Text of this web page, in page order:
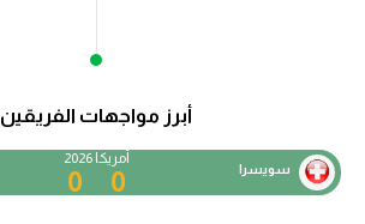
أبرز مواجهات الفريقين
سويسرا 0
أمريكا 2026
0